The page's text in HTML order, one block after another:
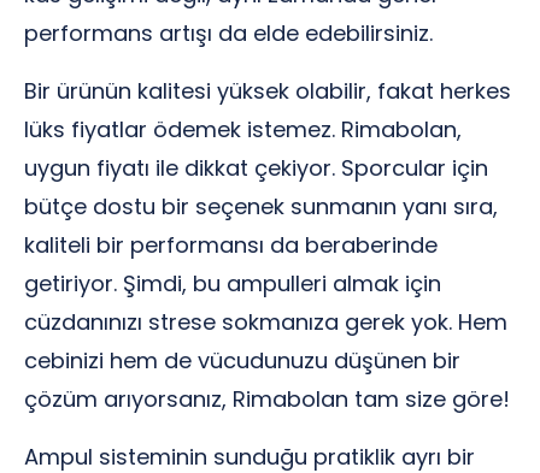
performans artışı da elde edebilirsiniz.
Bir ürünün kalitesi yüksek olabilir, fakat herkes
lüks fiyatlar ödemek istemez. Rimabolan,
uygun fiyatı ile dikkat çekiyor. Sporcular için
bütçe dostu bir seçenek sunmanın yanı sıra,
kaliteli bir performansı da beraberinde
getiriyor. Şimdi, bu ampulleri almak için
cüzdanınızı strese sokmanıza gerek yok. Hem
cebinizi hem de vücudunuzu düşünen bir
çözüm arıyorsanız, Rimabolan tam size göre!
Ampul sisteminin sunduğu pratiklik ayrı bir